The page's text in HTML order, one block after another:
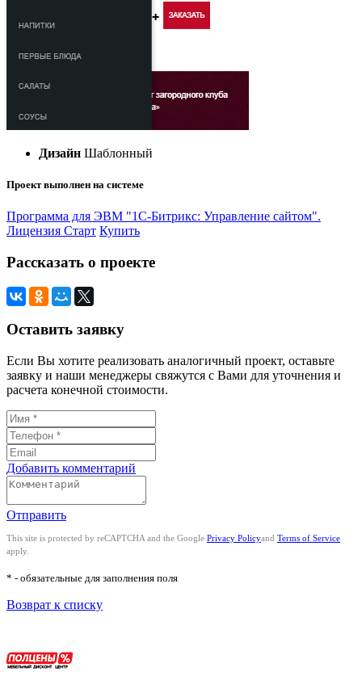
Дизайн Шаблонный
Проект выполнен на системе
Программа для ЭВМ "1С-Битрикс: Управление сайтом".
Лицензия Старт Купить
Рассказать о проекте
Оставить заявку
Если Вы хотите реализовать аналогичный проект, оставьте
заявку и наши менеджеры свяжутся с Вами для уточнения и
расчета конечной стоимости.
Добавить комментарий
Отправить
This site is protected by reCAPTCHA and the Google Privacy Policyand Terms of Service
apply.
* - обязательные для заполнения поля
Возврат к списку